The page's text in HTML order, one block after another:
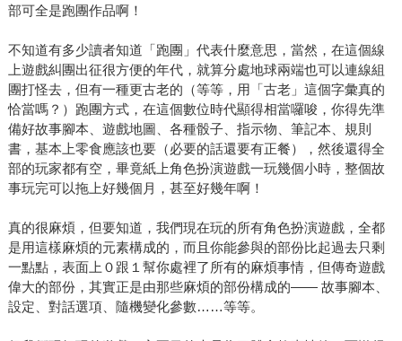
部可全是跑團作品啊！
不知道有多少讀者知道「跑團」代表什麼意思，當然，在這個線
上遊戲糾團出征很方便的年代，就算分處地球兩端也可以連線組
團打怪去，但有一種更古老的（等等，用「古老」這個字彙真的
恰當嗎？）跑團方式，在這個數位時代顯得相當囉唆，你得先準
備好故事腳本、遊戲地圖、各種骰子、指示物、筆記本、規則
書，基本上零食應該也要（必要的話還要有正餐），然後還得全
部的玩家都有空，畢竟紙上角色扮演遊戲一玩幾個小時，整個故
事玩完可以拖上好幾個月，甚至好幾年啊！
真的很麻煩，但要知道，我們現在玩的所有角色扮演遊戲，全都
是用這樣麻煩的元素構成的，而且你能參與的部份比起過去只剩
一點點，表面上０跟１幫你處裡了所有的麻煩事情，但傳奇遊戲
偉大的部份，其實正是由那些麻煩的部份構成的—— 故事腳本、
設定、對話選項、隨機變化參數……等等。